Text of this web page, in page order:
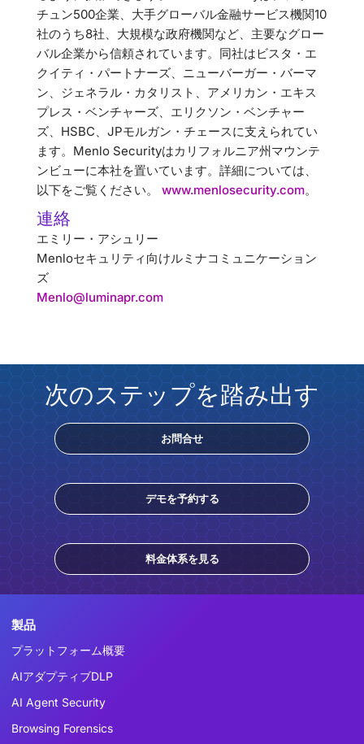
チュン500企業、大手グローバル金融サービス機関10
社のうち8社、大規模な政府機関など、主要なグロー
バル企業から信頼されています。同社はビスタ・エ
クイティ・パートナーズ、ニューバーガー・バーマ
ン、ジェネラル・カタリスト、アメリカン・エキス
プレス・ベンチャーズ、エリクソン・ベンチャー
ズ、HSBC、JPモルガン・チェースに支えられてい
ます。Menlo Securityはカリフォルニア州マウンテ
ンビューに本社を置いています。詳細については、
以下をご覧ください。 www.menlosecurity.com。
連絡
エミリー・アシュリー
Menloセキュリティ向けルミナコミュニケーション
ズ
Menlo@luminapr.com
次のステップを踏み出す
お問合せ
デモを予約する
料金体系を見る
製品
プラットフォーム概要
AIアダプティブDLP
AI Agent Security
Browsing Forensics